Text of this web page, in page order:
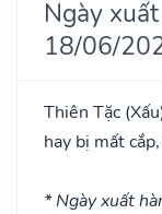
Ngày
18/06/
Thiên Tặc
hay bị mất
* Ngày xuất